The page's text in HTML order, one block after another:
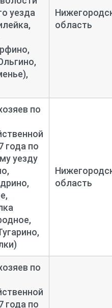
уезда
область
по
года по
уезду
область
по
года по